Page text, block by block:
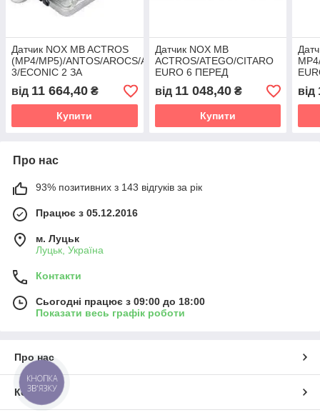
Датчик NOX MB ACTROS
(MP4/MP5)/ANTOS/AROCS/ATEGO
3/ECONIC 2 ЗА
КАТАЛІЗАТОРОМ
(DINEX,Данія)
від 11 664,40 ₴
Купити
Датчик NOX MB
ACTROS/ATEGO/CITARO
EURO 6 ПЕРЕД
КАТАЛІЗАТОРОМ
(HELLA,Німеччина)
від 11 048,40₴
Купити
від
Про нас
93% позитивних з 143 відгуків за рік
Працює з 05.12.2016
м. Луцьк
Луцьк, Україна
Контакти
Сьогодні працює з 09:00 до 18:00
Показати весь графік роботи
Про нас
Контакти
КНОПКА
ЗВ'ЯЗКУ